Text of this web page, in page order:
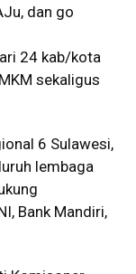
dan go
24 kab/kota
sekaligus
6 Sulawesi,
lembaga
Bank Mandiri,